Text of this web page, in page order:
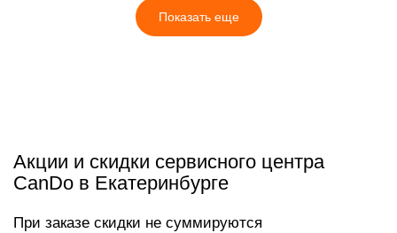
Показать еще
Акции и скидки сервисного центра
CanDo в Екатеринбурге
При заказе скидки не суммируются